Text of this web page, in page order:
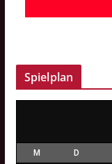
Spielplan
M D